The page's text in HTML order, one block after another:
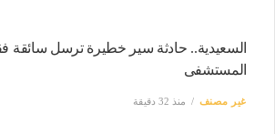
السعيدية.. حادثة سير خطيرة ترسل سائقة
المستشفى
غير مصنف منذ 32 دقيقة